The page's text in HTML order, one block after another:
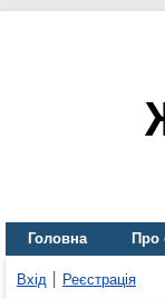
Головна Про
Вхід Реєстрація